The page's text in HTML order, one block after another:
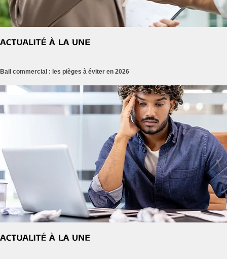
Bail commercial : les pièges à éviter en 2026